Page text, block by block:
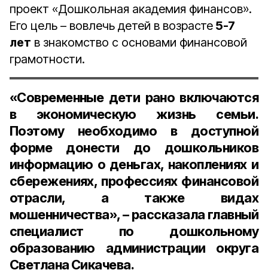
проект «Дошкольная академия финансов».
Его цель – вовлечь детей в возрасте 5-7
лет в знакомство с основами финансовой
грамотности.
«Современные дети рано включаются
в экономическую жизнь семьи.
Поэтому необходимо в доступной
форме донести до дошкольников
информацию о деньгах, накоплениях и
сбережениях, профессиях финансовой
отрасли, а также видах
мошенничества», – рассказала главный
специалист по дошкольному
образованию администрации округа
Светлана Сикачева.